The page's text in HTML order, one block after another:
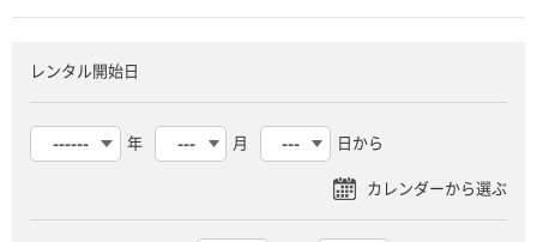
レンタル開始日
年 月 日から